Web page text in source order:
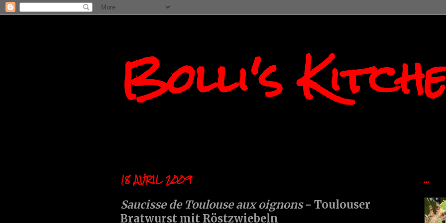
Bolli's
18 AVRIL 2009
Saucisse de Toulouse aux oignons- Toulouser
Bratwurst mit Röstzwiebeln
...